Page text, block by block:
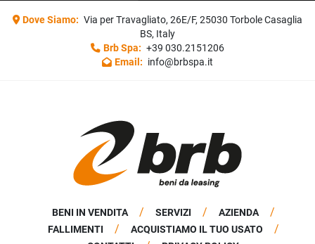
Dove Siamo: Via per Travagliato, 26E/F, 25030 Torbole Casaglia
BS, Italy
Brb Spa: +39 030.2151206
Email: info@brbspa.it
BENI IN VENDITA SERVIZI
AZIENDA
FALLIMENTI
ACQUISTIAMO IL TUO USATO